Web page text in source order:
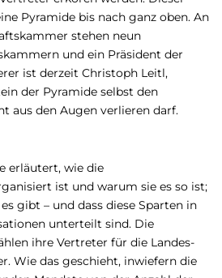
Pyramide bis nach ganz oben. An
stehen neun
und ein Präsident der
ist derzeit Christoph Leitl,
der Pyramide selbst den
aus den Augen verlieren darf.
erläutert, wie die
ist und warum sie es so ist;
gibt – und dass diese Sparten in
unterteilt sind. Die
ihre Vertreter für die Landes-
Wie das geschieht, inwiefern die